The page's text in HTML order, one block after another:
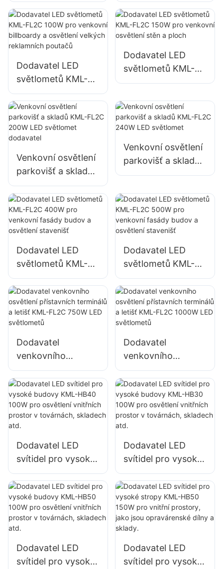
nouzové osvětlení
a osvětlení míst pro
pomoc při
venkovní billboardy
a osvětlení velkých
reklamních poutačů
Dodavatel LED
světlometů KML-
FL2C 100W pro
venkovní billboardy
a osvětlení velkých
reklamních poutačů
Dodavatel LED
světlometů KML-
FL2C 150W pro
stěn a ploch
Venkovní osvětlení
parkovišť a skladů
KML-FL2C 200W
LED světlomet
dodavatel
Venkovní osvětlení
parkovišť a skladů
KML-FL2C 240W
Dodavatel LED
světlometů KML-
FL2C 400W pro
venkovní fasády
budov a osvětlení
stavenišť
Dodavatel LED
světlometů KML-
FL2C 500W pro
venkovní fasády
budov a osvětlení
stavenišť
Dodavatel
venkovního
osvětlení
přístavních
terminálů a letišť
KML-FL2C 750W
LED světlometů
Dodavatel
venkovního
osvětlení
přístavních
terminálů a letišť
KML-FL2C 1000W
LED světlometů
Dodavatel LED
svítidel pro vysoké
budovy KML-HB40
100W pro osvětlení
vnitřních prostor v
továrnách,
skladech atd.
Dodavatel LED
svítidel pro vysoké
budovy KML-HB30
100W pro osvětlení
vnitřních prostor v
továrnách,
skladech atd.
Dodavatel LED
svítidel pro vysoké
Dodavatel LED
svítidel pro vysoké